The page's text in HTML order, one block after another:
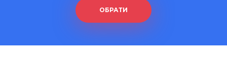
ОБРАТИ